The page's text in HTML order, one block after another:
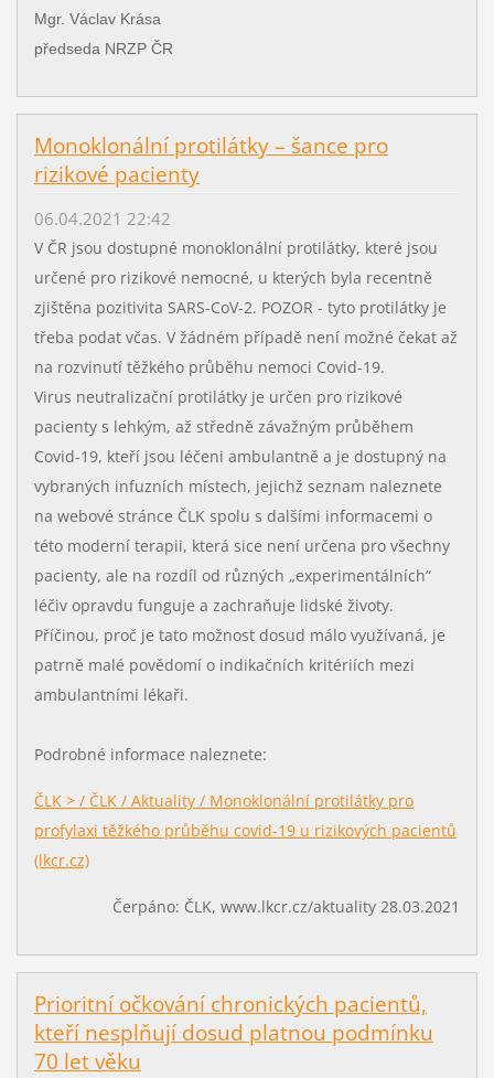
Mgr. Václav Krása
předseda NRZP ČR
Monoklonální protilátky – šance pro
rizikové pacienty
06.04.2021 22:42
V ČR jsou dostupné monoklonální protilátky, které jsou
určené pro rizikové nemocné, u kterých byla recentně
zjištěna pozitivita SARS-CoV-2. POZOR - tyto protilátky je
třeba podat včas. V žádném případě není možné čekat až
na rozvinutí těžkého průběhu nemoci Covid-19.
Virus neutralizační protilátky je určen pro rizikové
pacienty s lehkým, až středně závažným průběhem
Covid-19, kteří jsou léčeni ambulantně a je dostupný na
vybraných infuzních místech, jejichž seznam naleznete
na webové stránce ČLK spolu s dalšími informacemi o
této moderní terapii, která sice není určena pro všechny
pacienty, ale na rozdíl od různých „experimentálních“
léčiv opravdu funguje a zachraňuje lidské životy.
Příčinou, proč je tato možnost dosud málo využívaná, je
patrně malé povědomí o indikačních kritériích mezi
ambulantními lékaři.
Podrobné informace naleznete:
ČLK > / ČLK / Aktuality / Monoklonální protilátky pro
profylaxi těžkého průběhu covid-19 u rizikových pacientů
(lkcr.cz)
Čerpáno: ČLK, www.lkcr.cz/aktuality 28.03.2021
Prioritní očkování chronických pacientů,
kteří nesplňují dosud platnou podmínku
70 let věku